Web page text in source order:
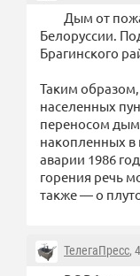
Дым от
Белоруссии.
Брагинского
Таким
населенных
переносом
накопленных в
аварии 1986
горения речь
также — о
ТелегаПресс,